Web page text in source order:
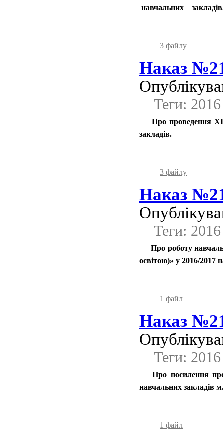
навчальних
3 файлу
Наказ
Теги: 2016
Про проведення
закладів.
3 файлу
Наказ
Теги: 2016
Про роботу
освітою)» у 2016/2017
1 файл
Наказ
Теги: 2016
Про посилення
навчальних закладів
1 файл